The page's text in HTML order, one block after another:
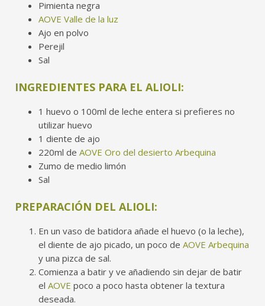
Pimienta negra
AOVE Valle de la luz
Ajo en polvo
Perejil
Sal
INGREDIENTES PARA EL ALIOLI:
1 huevo o 100ml de leche entera si prefieres no
utilizar huevo
1 diente de ajo
220ml de AOVE Oro del desierto Arbequina
Zumo de medio limón
Sal
PREPARACIÓN DEL ALIOLI:
En un vaso de batidora añade el huevo (o la leche),
el diente de ajo picado, un poco de AOVE Arbequina
y una pizca de sal.
Comienza a batir y ve añadiendo sin dejar de batir
el AOVE poco a poco hasta obtener la textura
deseada.